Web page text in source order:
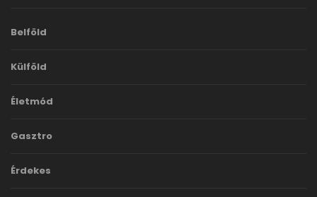
Belföld
Külföld
Életmód
Gasztro
Érdekes